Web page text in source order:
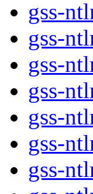
gss-
gss-
gss-
gss-
gss-
gss-
gss-